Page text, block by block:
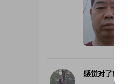
感觉对了就行